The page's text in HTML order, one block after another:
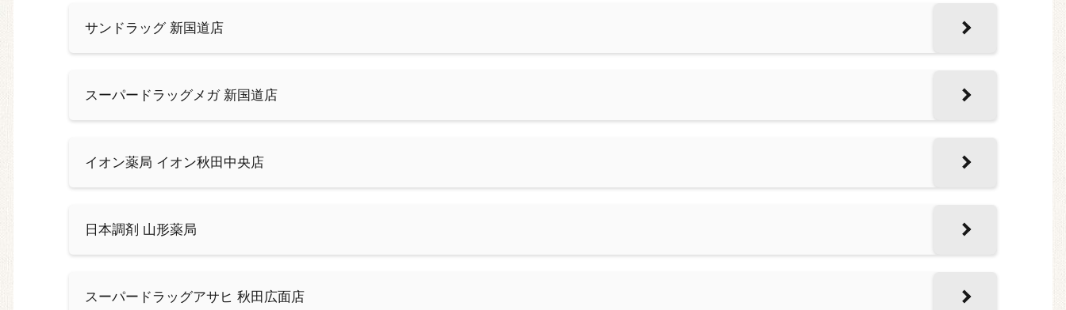
サンドラッグ 新国道店
スーパードラッグメガ 新国道店
イオン薬局 イオン秋田中央店
日本調剤 山形薬局
スーパードラッグアサヒ 秋田広面店